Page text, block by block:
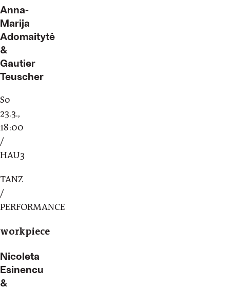
Anna-
Marija
Adomaitytė
&
Gautier
Teuscher
So
23.3.,
18:00
/
HAU3
TANZ
/
PERFORMANCE
workpiece
Nicoleta
Esinencu
&